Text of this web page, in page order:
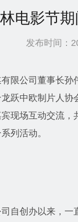
电影节
发布时间：
限公司董事长
跃中欧制片人
现场互动交流
列活动。
自创办以来，